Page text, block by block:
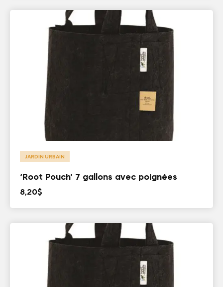
JARDIN URBAIN
‘Root Pouch’ 7 gallons avec poignées
8,20$